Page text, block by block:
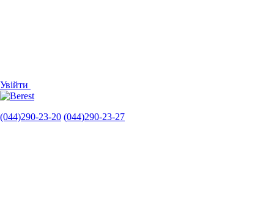
Увійти
(044)290-23-20 (044)290-23-27